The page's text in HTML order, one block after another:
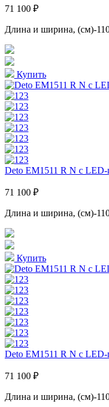
71 100 ₽
Длина и ширина, (см)-
Купить
Deto EM1511 R N с LED-
71 100 ₽
Длина и ширина, (см)-
Купить
Deto EM1511 R N с LED-
71 100 ₽
Длина и ширина, (см)-